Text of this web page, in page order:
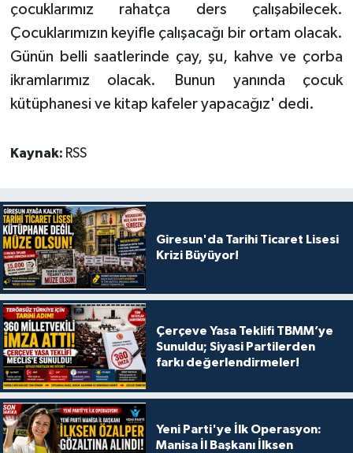
çocuklarımız rahatça ders çalışabilecek.
Çocuklarımızın keyifle çalışacağı bir ortam olacak.
Günün belli saatlerinde çay, şu, kahve ve çorba
ikramlarımız olacak. Bunun yanında çocuk
kütüphanesi ve kitap kafeler yapacağız' dedi.
Kaynak: RSS
Giresun'da Tarihi Ticaret Lisesi
Krizi Büyüyor!
Çerçeve Yasa Teklifi TBMM’ye
Sunuldu; Siyasi Partilerden
farkı değerlendirmeler!
Yeni Parti'ye İlk Operasyon:
Manisa İl Başkanı İlksen